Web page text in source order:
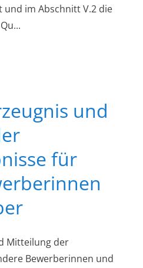
und im Abschnitt V.2 die
und
für
Mitteilung der
Bewerberinnen und